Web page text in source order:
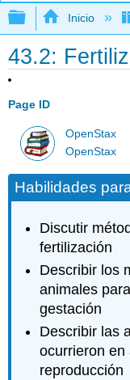
Expandir/
Inicio
43.2:
Page ID
OpenStax
OpenStax
Habilidades
Discutir
fertilización
Describir los
animales
gestación
Describir las
ocurrieron en
reproducción